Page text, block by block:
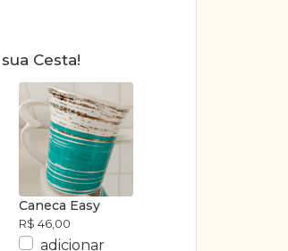
Cesta!
Caneca Easy
R$ 46,00
adicionar